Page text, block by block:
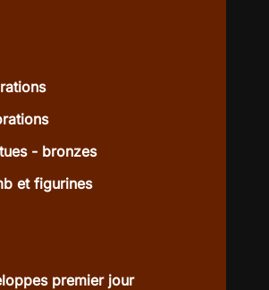
- bronzes
et figurines
premier jour